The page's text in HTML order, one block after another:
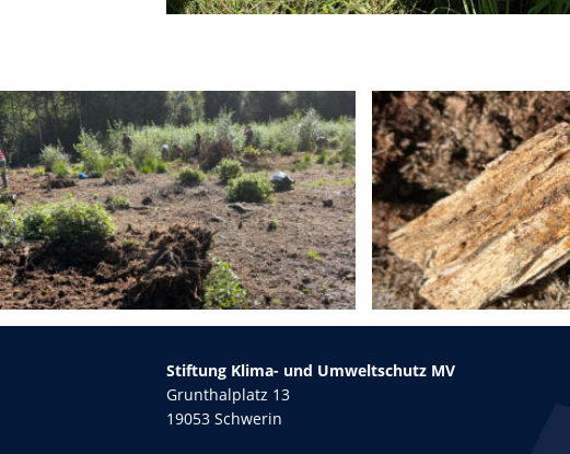
Stiftung Klima- und Umweltschutz MV
Grunthalplatz 13
19053 Schwerin